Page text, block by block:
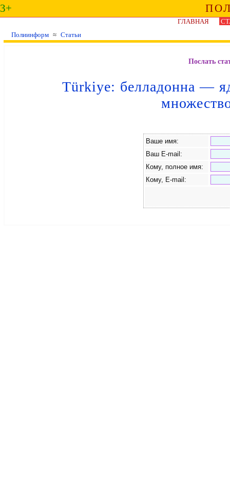
3+
ГЛАВНАЯ
Полиинформ ≈ Статьи
Послать
Türkiye: белладонна —
Ваше имя:
Ваш E-mail:
Кому, полное имя:
Кому, E-mail: